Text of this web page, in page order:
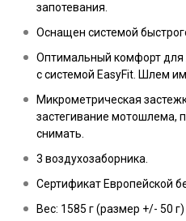
запотевания.
Оснащен системой
Оптимальный комфорт для
с системой EasyFit. Шлем
Микрометрическая
застегивание мотошлема,
снимать.
3 воздухозаборника.
Cертификат Европейской
Вес: 1585 г (размер +/- 50 г)